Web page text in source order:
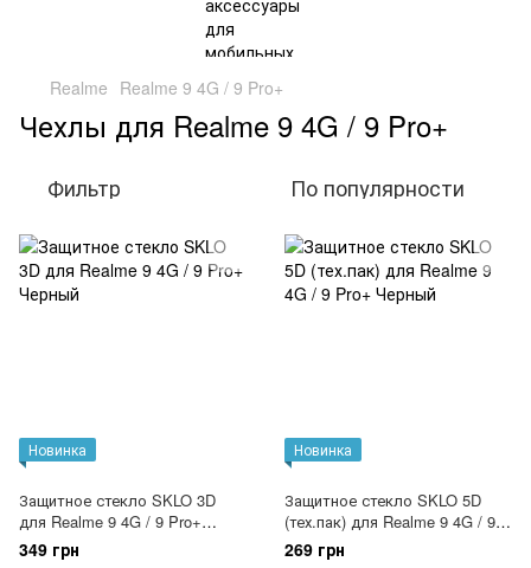
Realme Realme 9 4G / 9 Pro+
Чехлы для Realme 9 4G / 9 Pro+
Фильтр По популярности
Новинка
Защитное стекло SKLO 3D
для Realme 9 4G / 9 Pro+
Черный
349 грн
Новинка
Защитное стекло SKLO 5D
(тех.пак) для Realme 9 4G / 9
Pro+ Черный
269 грн